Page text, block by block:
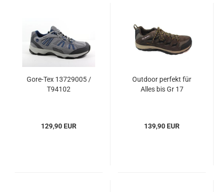
Gore-Tex 13729005 /
T94102
129,90 EUR
Outdoor perfekt für
Alles bis Gr 17
139,90 EUR